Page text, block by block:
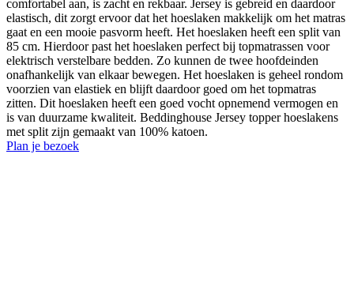
comfortabel aan, is zacht en rekbaar. Jersey is gebreid en daardoor
elastisch, dit zorgt ervoor dat het hoeslaken makkelijk om het matras
gaat en een mooie pasvorm heeft. Het hoeslaken heeft een split van
85 cm. Hierdoor past het hoeslaken perfect bij topmatrassen voor
elektrisch verstelbare bedden. Zo kunnen de twee hoofdeinden
onafhankelijk van elkaar bewegen. Het hoeslaken is geheel rondom
voorzien van elastiek en blijft daardoor goed om het topmatras
zitten. Dit hoeslaken heeft een goed vocht opnemend vermogen en
is van duurzame kwaliteit. Beddinghouse Jersey topper hoeslakens
met split zijn gemaakt van 100% katoen.
Plan je bezoek